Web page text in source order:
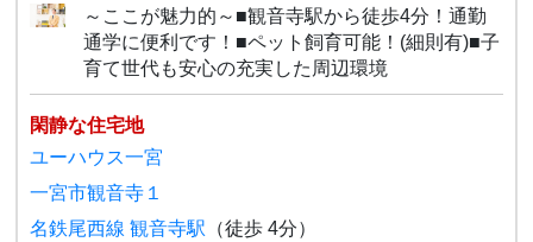
～ここが魅力的～■観音寺駅から徒歩4分！通勤
通学に便利です！■ペット飼育可能！(細則有)■子
育て世代も安心の充実した周辺環境
閑静な住宅地
ユーハウス一宮
一宮市観音寺１
名鉄尾西線 観音寺駅 （徒歩 4分）